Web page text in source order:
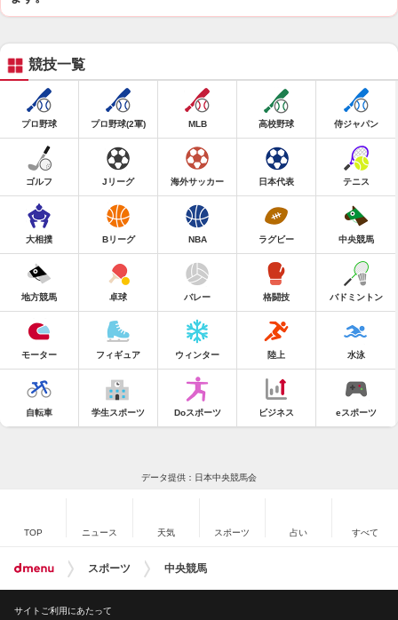
競技一覧
プロ野球 プロ野球(2軍) MLB 高校野球 侍ジャパン
ゴルフ Jリーグ 海外サッカー 日本代表 テニス
大相撲 Bリーグ NBA ラグビー 中央競馬
地方競馬 卓球 バレー 格闘技 バドミントン
モーター フィギュア ウィンター 陸上 水泳
自転車 学生スポーツ Doスポーツ ビジネス eスポーツ
データ提供：日本中央競馬会
TOP ニュース 天気 スポーツ 占い すべて
スポーツ 中央競馬
サイトご利用にあたって